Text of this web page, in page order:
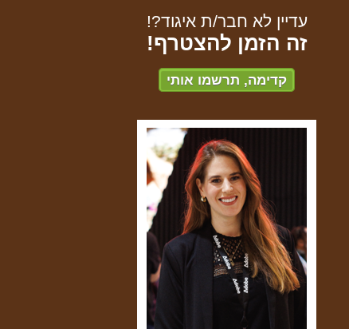
עדיין לא חבר/ת איגוד?!
זה הזמן להצטרף!
קדימה, תרשמו אותי